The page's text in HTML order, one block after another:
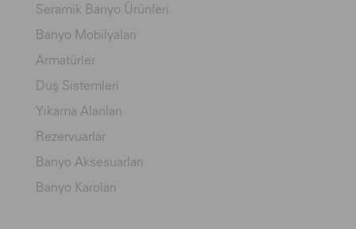
Seramik Banyo Ürünleri
Banyo Mobilyaları
Armatürler
Duş Sistemleri
Yıkama Alanları
Rezervuarlar
Banyo Aksesuarları
Banyo Karoları